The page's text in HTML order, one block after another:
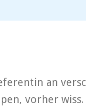
an
vorher